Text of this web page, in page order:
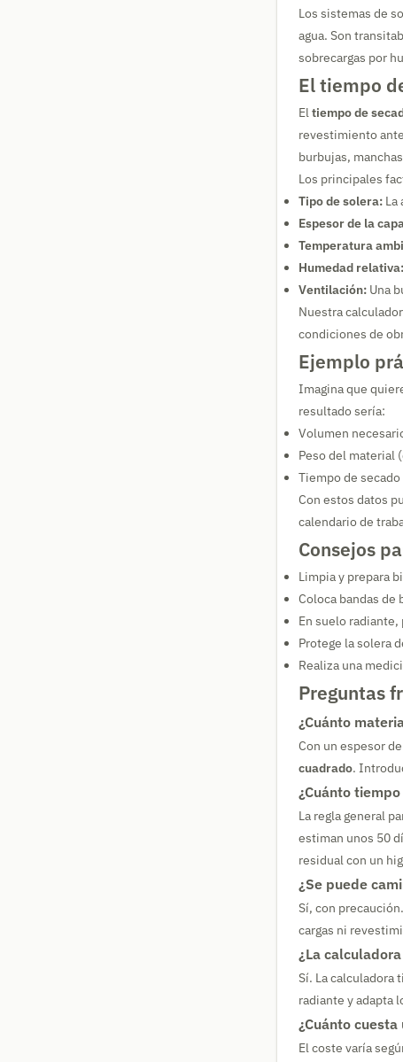
Los sistemas de
agua. Son
sobrecargas por
El tiempo
Eltiempo de
revestimiento
burbujas,
Los principales
Tipo de solera: La
Espesor de la
Temperatura
Humedad relativa:
Ventilación: Una
Nuestra
condiciones de
Ejemplo
Imagina que
resultado sería:
Volumen
Peso del material
Tiempo de
Con estos datos
calendario de
Consejos
Limpia y prepara
Coloca bandas de
En suelo
Protege la solera
Realiza una
Preguntas
¿Cuánto
Con un espesor
cuadrado.
¿Cuánto
La regla general
estiman unos 50
residual con un
¿Se puede
Sí, con
cargas ni
¿La
Sí. La calculadora
radiante y adapta
¿Cuánto
El coste varía